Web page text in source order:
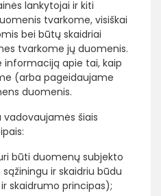
lankytojai ir kiti
tvarkome, visiškai
bei būtų skaidriai
tvarkome jų duomenis.
informaciją apie tai, kaip
(arba pageidaujame
duomenis.
vadovaujamės šiais
būti duomenų subjekto
ir skaidriu būdu
skaidrumo principas);